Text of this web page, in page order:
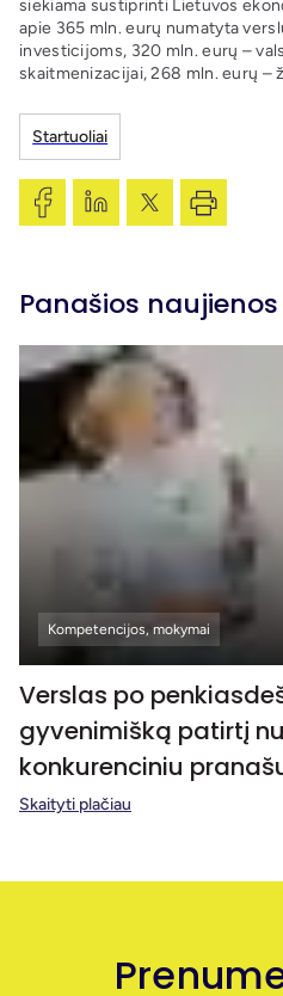
siekiama sustiprinti Lietuvos
apie 365 mln. eurų numatyta
investicijoms, 320 mln. eurų –
skaitmenizacijai, 268 mln. eurų –
Startuoliai
Panašios naujienos
Kompetencijos, mokymai
Verslas po
gyvenimišką patirtį
konkurenciniu
Skaityti plačiau